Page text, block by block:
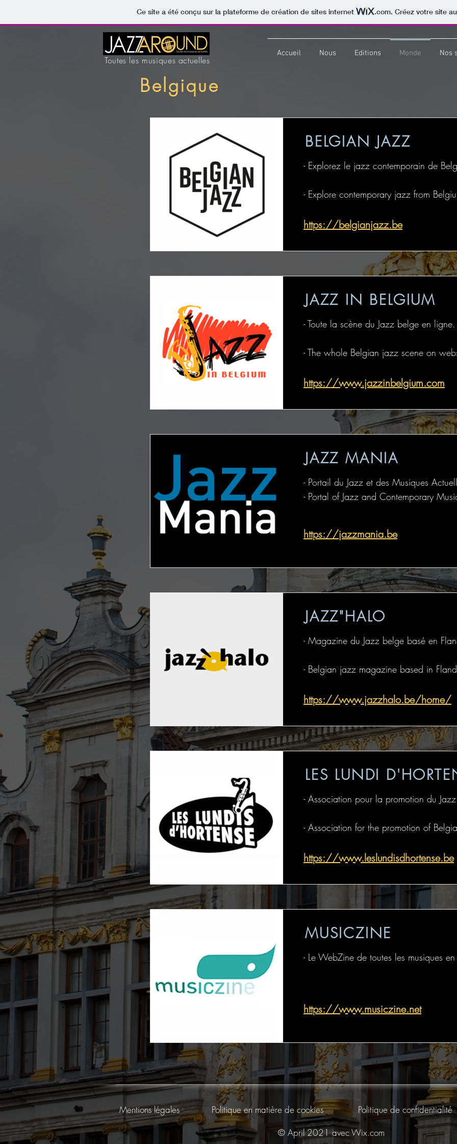
Ce site a été conçu sur la plateforme de création de sites internet .com. Créez votre site
Toutes les musiques actuelles
Accueil Nous Editions Monde Nos
Belgique
BELGIAN JAZZ
- Explorez le jazz contemporain de
- Explore contemporary jazz from
https://belgianjazz.be
JAZZ IN BELGIUM
- Toute la scène du Jazz belge en ligne.
- The whole Belgian jazz scene on
https://www.jazzinbelgium.com
JAZZ MANIA
- Portail du Jazz et des Musiques
- Portal of Jazz and Contemporary
https://jazzmania.be
JAZZ"HALO
- Magazine du Jazz belge basé en
- Belgian jazz magazine based in
https://www.jazzhalo.be/home/
LES LUNDI
- Association pour la promotion du
- Association for the promotion of
https://www.leslundisdhortense.be
MUSICZINE
- Le WebZine de toutes les musiques
https://www.musiczine.net
Mentions légales Politique en matière de cookies
Politique de confidentialité
© April 2021 avecWix.com